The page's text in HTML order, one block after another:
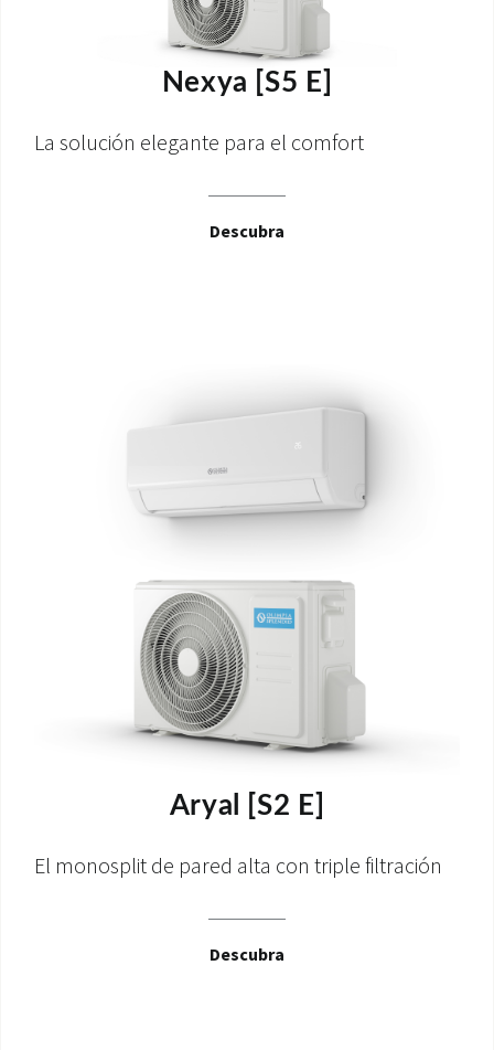
Nexya [S5 E]
La solución elegante para el comfort
Descubra
Aryal [S2 E]
El monosplit de pared alta con triple filtración
Descubra